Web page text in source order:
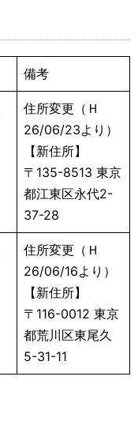
備考
住所変更（Ｈ
26/06/23より）
【新住所】
〒135-8513 東京
都江東区永代2-
37-28
住所変更（Ｈ
26/06/16より）
【新住所】
〒116-0012 東京
都荒川区東尾久
5-31-11